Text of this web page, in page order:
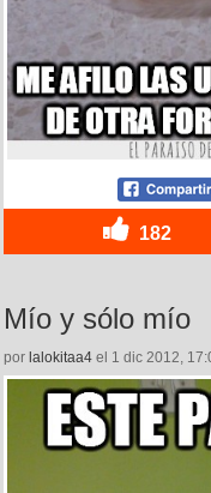
182
Mío y sólo mío
por lalokitaa4 el 1 dic 2012,